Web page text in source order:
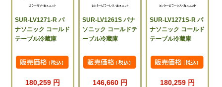
SUR-LV1271-R パ
ナソニック コールド
テーブル冷蔵庫
180,259 円
SUR-LV1261S パナ
ソニック コールドテ
ーブル冷蔵庫
146,660 円
SUR-LV1271S-R パ
ナソニック コールド
テーブル冷蔵庫
180,259 円